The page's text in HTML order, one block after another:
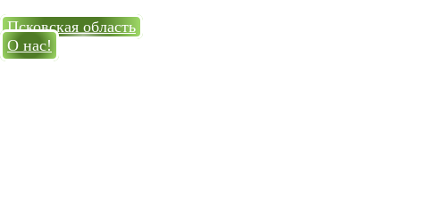
Псковская область
О нас!